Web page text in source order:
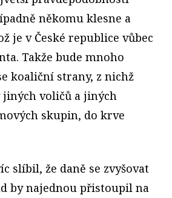
někomu klesne a
je v České republice vůbec
Takže bude mnoho
koaliční strany, z nichž
jiných voličů a jiných
skupin, do krve
slíbil, že daně se zvyšovat
by najednou přistoupil na